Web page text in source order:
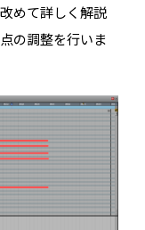
めて詳しく解説
の調整を行いま